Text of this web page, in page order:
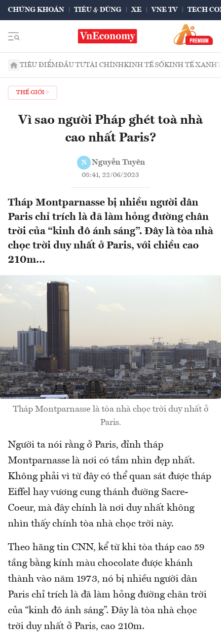
CHỨNG KHOÁN TIÊU & DÙNG XE VNE TV TECH
TIÊU ĐIỂMĐẦU TƯTÀI CHÍNHKINH TẾ SỐKINH TẾ XANH
THẾ GIỚI
Vì sao người Pháp ghét toà nhà
cao nhất Paris?
N Nguyễn Tuyên
08:41, 22/06/2023
Tháp Montparnasse bị nhiều người dân
Paris chỉ trích là đã làm hỏng đường chân
trời của “kinh đô ánh sáng”. Đây là tòa nhà
chọc trời duy nhất ở Paris, với chiều cao
210m…
Tháp Montparnasse là tòa nhà chọc trời duy nhất ở
Paris.
Người ta nói rằng ở Paris, đỉnh tháp
Montparnasse là nơi có tầm nhìn đẹp nhất.
Không phải vì từ đây có thể quan sát được tháp
Eiffel hay vương cung thánh đường Sacre-
Coeur, mà đây chính là nơi duy nhất không
nhìn thấy chính tòa nhà chọc trời này.
Theo hãng tin CNN, kể từ khi tòa tháp cao 59
tầng bằng kính màu chocolate được khánh
thành vào năm 1973, nó bị nhiều người dân
Paris chỉ trích là đã làm hỏng đường chân trời
của “kinh đô ánh sáng”. Đây là tòa nhà chọc
trời duy nhất ở Paris, cao 210m.